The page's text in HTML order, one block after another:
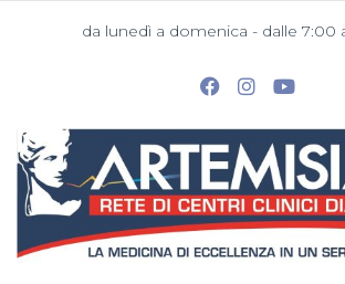
da lunedì a domenica - dalle 7:00